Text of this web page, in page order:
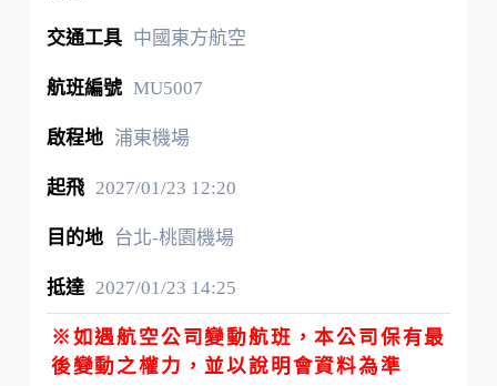
中國東方航空
MU5007
浦東機場
2027/01/23 12:20
台北-桃園機場
2027/01/23 14:25
※如遇航空公司變動航班，本公司保有最
後變動之權力，並以說明會資料為準